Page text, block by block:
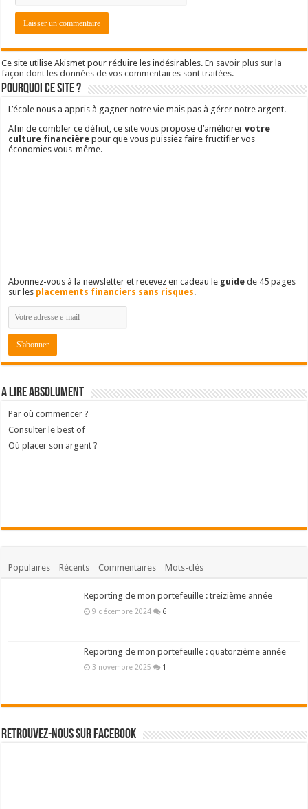
Ce site utilise Akismet pour réduire les indésirables.En savoir plus sur la
façon dont les données de vos commentaires sont traitées.
Pourquoi ce site ?
L’école nous a appris à gagner notre vie mais pas à gérer notre argent.
Afin de combler ce déficit, ce site vous propose d’améliorervotre
culture financière pour que vous puissiez faire fructifier vos
économies vous-même.
Abonnez-vous à la newsletter et recevez en cadeau le guide de 45 pages
sur les placements financiers sans risques.
A lire absolument
Par où commencer ?
Consulter le best of
Où placer son argent ?
Populaires Récents Commentaires Mots-clés
Reporting de mon portefeuille : treizième année
9 décembre 2024 6
Reporting de mon portefeuille : quatorzième année
3 novembre 2025 1
Retrouvez-nous sur Facebook